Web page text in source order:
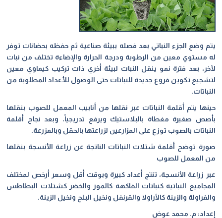
يتم وضع الجزء النباتي بعد فصله ببيئة صناعية ثم حفظه بحضانات توفر
له مستوي معين من الرطوبة ودرجة الحرارة والإضاءة تختلف من نبات
لآخر، بعد فترة نمو ينقل النبات لبيئة أخري ذات تركيب كيماوي معين
لتشجيع تكوين فروع جديدة للنباتات حتى الوصول للأعداد المطلوبة من
النباتات.
حينها يتم أقلمة النباتات عبر نقلها من أنابيب المعمل للصوب بنقلها
بأصص صغيرة مغطاة بالبلاستيك ويرفع تدريجياً، وبعد نجاح أقلمة
النباتات بالصوب توزع على المزارعين لزراعتها بالحقل وبالمزرعة.
صورة توضح أقلمة شتلات النباتات الناتجة عن زراعة الأنسجة بنقلها
من المعمل للصوب
عبر زراعة الأنسجة، تنتج أعداد كبيرة وبوقت أقل وسعر أرخص لمختلف
المجاميع النباتية كنباتات الفاكهة كالموز والخضر كشتلات البطاطس
والفراولة والزينة كالأراولا والقرنفل ونخيل البلح ونخيل الزينة.
إعداد: م. محمد عوض